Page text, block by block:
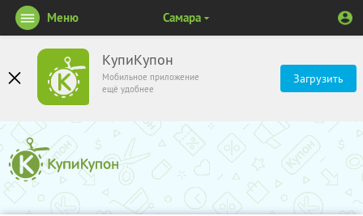
КупиКупон
Мобильное приложение
ещё удобнее
Загрузить
Меню Самара